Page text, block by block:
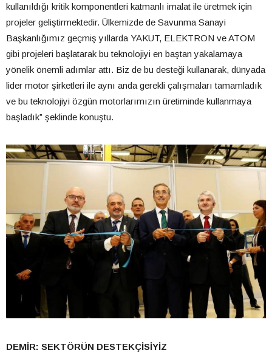
kullanıldığı kritik komponentleri katmanlı imalat ile üretmek için
projeler geliştirmektedir. Ülkemizde de Savunma Sanayi
Başkanlığımız geçmiş yıllarda YAKUT, ELEKTRON ve ATOM
gibi projeleri başlatarak bu teknolojiyi en baştan yakalamaya
yönelik önemli adımlar attı. Biz de bu desteği kullanarak, dünyada
lider motor şirketleri ile aynı anda gerekli çalışmaları tamamladık
ve bu teknolojiyi özgün motorlarımızın üretiminde kullanmaya
başladık” şeklinde konuştu.
DEMİR: SEKTÖRÜN DESTEKÇİSİYİZ